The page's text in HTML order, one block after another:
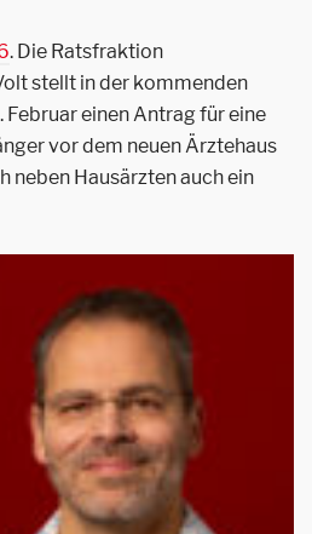
. Die Ratsfraktion
stellt in der kommenden
einen Antrag für eine
vor dem neuen Ärztehaus
neben Hausärzten auch ein